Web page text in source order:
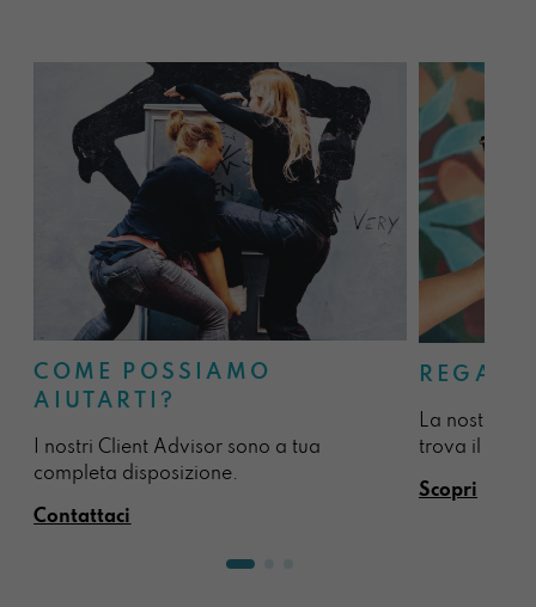
COME POSSIAMO
AIUTARTI?
I nostri Client Advisor sono a tua
completa disposizione.
Contattaci
La nostra
trova il
Scopri